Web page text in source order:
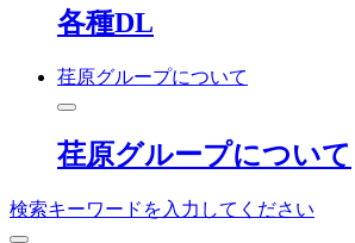
各種DL
荏原グループについて
荏原グループについて
検索キーワードを入力してください